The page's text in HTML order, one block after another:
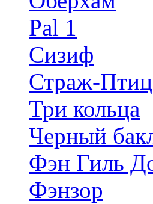
Pal 1
Сизиф
Страж-
Три кольца
Черный
Фэн Гиль
Фэнзор